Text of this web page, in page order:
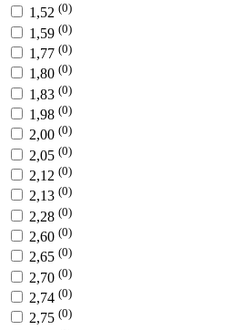
1,52 (0)
1,59 (0)
1,77 (0)
1,80 (0)
1,83 (0)
1,98 (0)
2,00 (0)
2,05 (0)
2,12 (0)
2,13 (0)
2,28 (0)
2,60 (0)
2,65 (0)
2,70 (0)
2,74 (0)
2,75 (0)